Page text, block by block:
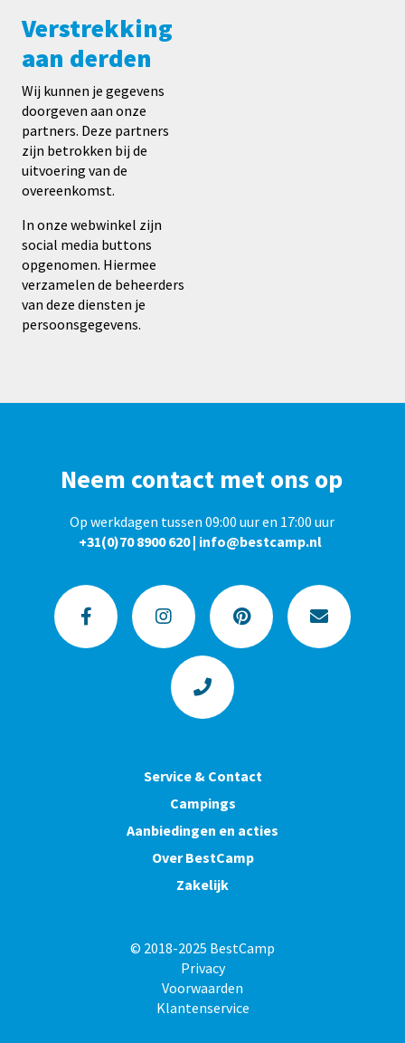
Verstrekking
aan derden
Wij kunnen je gegevens
doorgeven aan onze
partners. Deze partners
zijn betrokken bij de
uitvoering van de
overeenkomst.
In onze webwinkel zijn
social media buttons
opgenomen. Hiermee
verzamelen de beheerders
van deze diensten je
persoonsgegevens.
Neem contact met ons op
Op werkdagen tussen 09:00 uur en 17:00 uur
+31(0)70 8900 620| info@bestcamp.nl
Service & Contact
Campings
Aanbiedingen en acties
Over BestCamp
Zakelijk
© 2018-2025 BestCamp
Privacy
Voorwaarden
Klantenservice